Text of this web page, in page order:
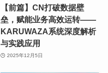
【前篇】CN打破数据壁
垒，赋能业务高效运转——
KARUWAZA系统深度解析
与实践应用
2025年12月5日